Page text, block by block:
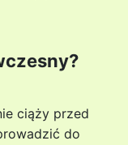
ciąży przed
do